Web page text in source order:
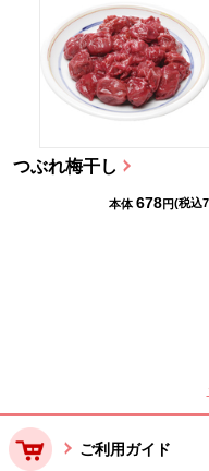
つぶれ梅干し
本体 678円(税込
ご利用ガイド